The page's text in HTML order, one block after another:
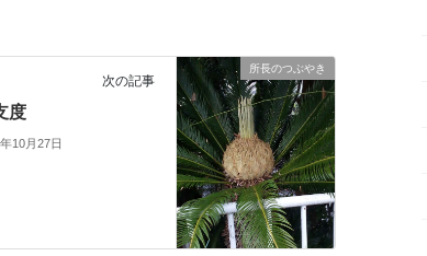
所長のつぶやき
次の記事
度
10月27日